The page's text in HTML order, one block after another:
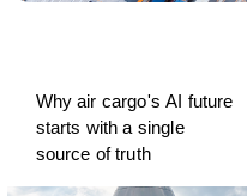
Why air cargo's AI future
starts with a single
source of truth